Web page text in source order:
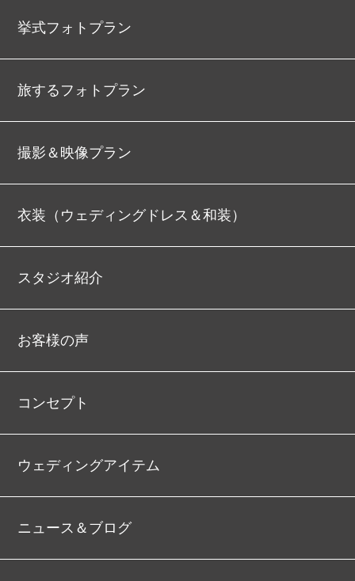
挙式フォトプラン
旅するフォトプラン
撮影＆映像プラン
衣装（ウェディングドレス＆和装）
スタジオ紹介
お客様の声
コンセプト
ウェディングアイテム
ニュース＆ブログ